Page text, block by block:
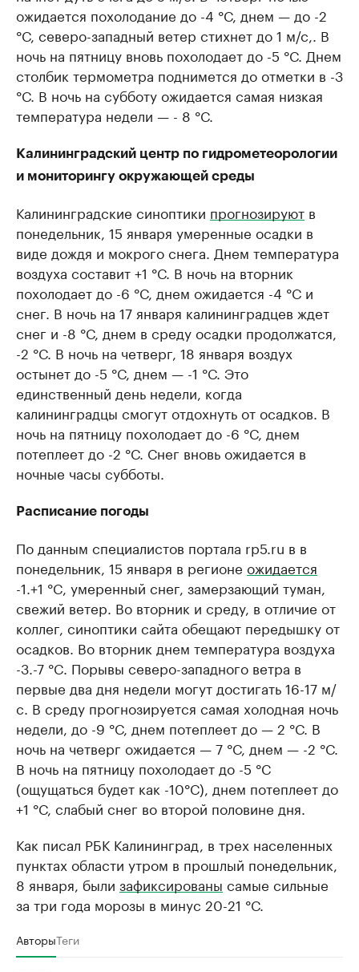
ожидается похолодание до -4 °С, днем — до -2
°С, северо-западный ветер стихнет до 1 м/с,. В
ночь на пятницу вновь похолодает до -5 °С. Днем
столбик термометра поднимется до отметки в -3
°С. В ночь на субботу ожидается самая низкая
температура недели — - 8 °С.
Калининградский центр по гидрометеорологии
и мониторингу окружающей среды
Калининградские синоптики прогнозируют в
понедельник, 15 января умеренные осадки в
виде дождя и мокрого снега. Днем температура
воздуха составит +1 °С. В ночь на вторник
похолодает до -6 °С, днем ожидается -4 °С и
снег. В ночь на 17 января калининградцев ждет
снег и -8 °С, днем в среду осадки продолжатся,
-2 °С. В ночь на четверг, 18 января воздух
остынет до -5 °С, днем — -1 °С. Это
единственный день недели, когда
калининградцы смогут отдохнуть от осадков. В
ночь на пятницу похолодает до -6 °С, днем
потеплеет до -2 °С. Снег вновь ожидается в
ночные часы субботы.
Расписание погоды
По данным специалистов портала rp5.ru в в
понедельник, 15 января в регионе ожидается
-1.+1 °C, умеренный снег, замерзающий туман,
свежий ветер. Во вторник и среду, в отличие от
коллег, синоптики сайта обещают передышку от
осадков. Во вторник днем температура воздуха
-3.-7 °C. Порывы северо-западного ветра в
первые два дня недели могут достигать 16-17 м/
с. В среду прогнозируется самая холодная ночь
недели, до -9 °С, днем потеплеет до — 2 °С. В
ночь на четверг ожидается — 7 °С, днем — -2 °С.
В ночь на пятницу похолодает до -5 °С
(ощущаться будет как -10°С), днем потеплеет до
+1 °С, слабый снег во второй половине дня.
Как писал РБК Калининград, в трех населенных
пунктах области утром в прошлый понедельник,
8 января, были зафиксированы самые сильные
за три года морозы в минус 20-21 °С.
АвторыТеги